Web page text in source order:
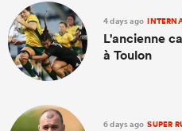
4 days ago
L'ancienne
à Toulon
6 days ago SUPER